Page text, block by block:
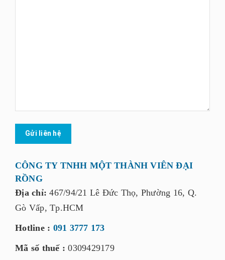
CÔNG TY TNHH MỘT THÀNH VIÊN ĐẠI
RỒNG
Địa chỉ:467/94/21 Lê Đức Thọ, Phường 16, Q.
Gò Vấp, Tp.HCM
Hotline : 091 3777 173
Mã số thuế :0309429179